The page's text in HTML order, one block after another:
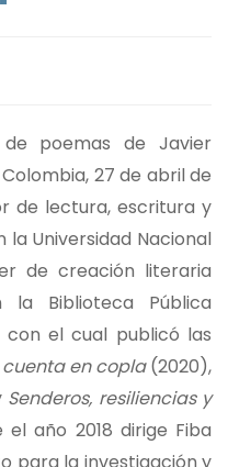
poemas de Javier
27 de abril de
de lectura, escritura y
la Universidad Nacional
de creación literaria
la Biblioteca Pública
con el cual publicó las
cuenta en copla(2020),
Senderos, resiliencias y
el año 2018 dirige Fiba